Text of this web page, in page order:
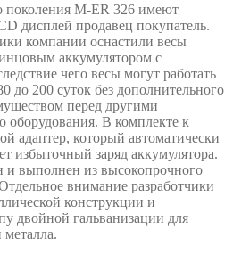
поколения M-ER 326 имеют
дисплей продавец покупатель.
компании оснастили весы
аккумулятором с
чего весы могут работать
до 200 суток без дополнительного
перед другими
оборудования. В комплекте к
адаптер, который автоматически
избыточный заряд аккумулятора.
и выполнен из высокопрочного
внимание разработчики
конструкции и
двойной гальванизации для